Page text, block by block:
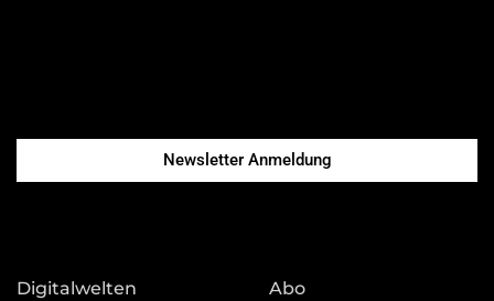
Newsletter Anmeldung
Digitalwelten
Abo